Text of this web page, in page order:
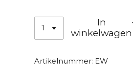
In
winkelwagen
Artikelnummer: EW